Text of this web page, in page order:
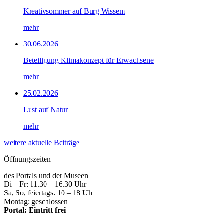
Kreativsommer auf Burg Wissem
mehr
30.06.2026
Beteiligung Klimakonzept für Erwachsene
mehr
25.02.2026
Lust auf Natur
mehr
weitere aktuelle Beiträge
Öffnungszeiten
des Portals und der Museen
Di – Fr: 11.30 – 16.30 Uhr
Sa, So, feiertags: 10 – 18 Uhr
Montag: geschlossen
Portal: Eintritt frei